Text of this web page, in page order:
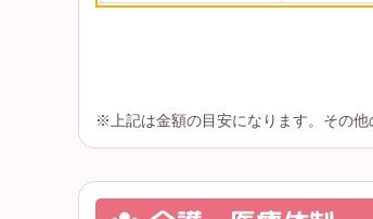
※上記は金額の目安になります。その他